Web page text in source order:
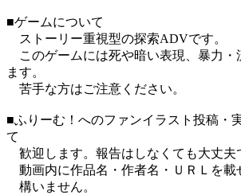
■ゲームについて
ストーリー重視型の探索ADVです。
このゲームには死や暗い表現、暴力・
ます。
苦手な方はご注意ください。
■ふりーむ！へのファンイラスト投稿・
て
歓迎します。報告はしなくても大丈夫
動画内に作品名・作者名・ＵＲＬを載
構いません。